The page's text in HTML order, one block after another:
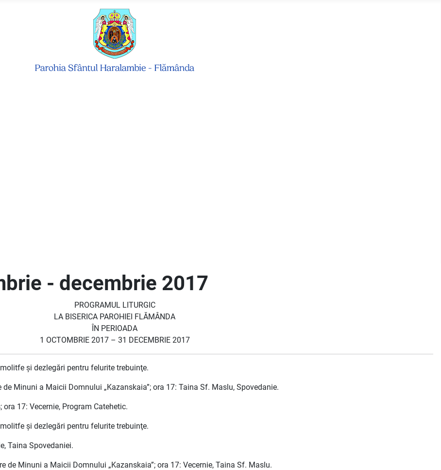
- decembrie 2017
PROGRAMUL LITURGIC
LA BISERICA PAROHIEI FLĂMÂNDA
ÎN PERIOADA
1 OCTOMBRIE 2017 – 31 DECEMBRIE 2017
şi dezlegări pentru felurite trebuinţe.
Minuni a Maicii Domnului „Kazanskaia”; ora 17: Taina Sf. Maslu, Spovedanie.
17: Vecernie, Program Catehetic.
şi dezlegări pentru felurite trebuinţe.
Taina Spovedaniei.
de Minuni a Maicii Domnului „Kazanskaia”; ora 17: Vecernie, Taina Sf. Maslu.